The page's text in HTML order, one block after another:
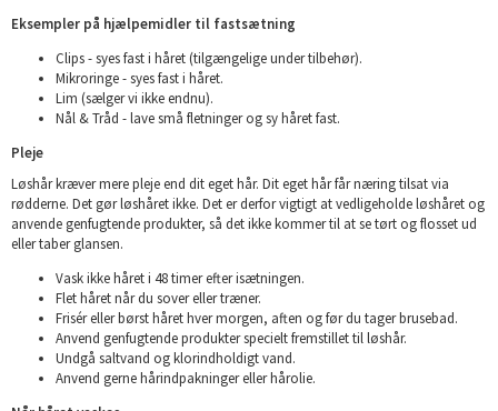
Eksempler på hjælpemidler til fastsætning
Clips - syes fast i håret (tilgængelige under tilbehør).
Mikroringe - syes fast i håret.
Lim (sælger vi ikke endnu).
Nål & Tråd - lave små fletninger og sy håret fast.
Pleje
Løshår kræver mere pleje end dit eget hår. Dit eget hår får næring tilsat via
rødderne. Det gør løshåret ikke. Det er derfor vigtigt at vedligeholde løshåret og
anvende genfugtende produkter, så det ikke kommer til at se tørt og flosset ud
eller taber glansen.
Vask ikke håret i 48 timer efter isætningen.
Flet håret når du sover eller træner.
Frisér eller børst håret hver morgen, aften og før du tager brusebad.
Anvend genfugtende produkter specielt fremstillet til løshår.
Undgå saltvand og klorindholdigt vand.
Anvend gerne hårindpakninger eller hårolie.